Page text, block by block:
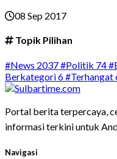
08 Sep 2017
Topik Pilihan
#News 2037#Politik 74
Berkategori6#Terhangat
Portal berita terpercaya,
informasi terkini untuk
Navigasi